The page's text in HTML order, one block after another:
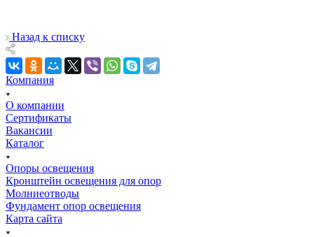
Назад к списку
Компания
О компании
Сертификаты
Вакансии
Каталог
Опоры освещения
Кронштейн освещения для опор
Молниеотводы
Фундамент опор освещения
Карта сайта